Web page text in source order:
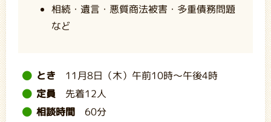
相続・遺言・悪質商法被害・多重債務問題
など
とき 11月8日（木）午前10時～午後4時
定員先着12人
相談時間60分